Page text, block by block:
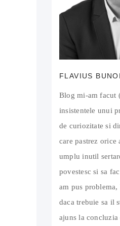
FLAVIUS
Blog mi-am facut
insistentele unui
de curiozitate si
care pastrez
umplu inutil
povestesc si sa
am pus
daca trebuie sa il
ajuns la concluzia